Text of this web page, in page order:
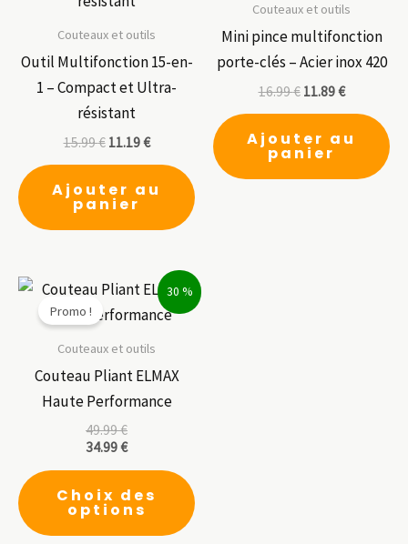
Couteaux et outils
Outil Multifonction 15-en-
1 – Compact et Ultra-
résistant
15.99€ 11.19€
Ajouter au
panier
Couteaux et outils
Mini pince multifonction
porte-clés – Acier inox 420
16.99€ 11.89€
Ajouter au
panier
30 %
Promo !
Couteaux et outils
Couteau Pliant ELMAX
Haute Performance
49.99€
34.99€
Choix des
options
produit